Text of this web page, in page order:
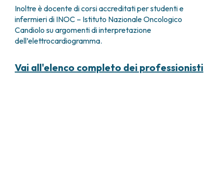
RICERCA CLINICA
RICERCA CLINICA E INNOVAZIONE
UNITÀ CLINICA DI FASE I
CLINICAL RESEARCH UNIT (CRU)
Inoltre è docente di corsi accreditati per studenti e
infermieri di INOC – Istituto Nazionale Oncologico
Candiolo su argomenti di interpretazione
dell’elettrocardiogramma.
Vai all'elenco completo dei professionisti